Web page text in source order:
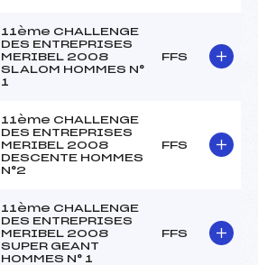
11ème CHALLENGE
DES ENTREPRISES
MERIBEL 2008
SLALOM HOMMES N°
1
FFS
11ème CHALLENGE
DES ENTREPRISES
MERIBEL 2008
DESCENTE HOMMES
N°2
FFS
11ème CHALLENGE
DES ENTREPRISES
MERIBEL 2008
SUPER GEANT
HOMMES N° 1
FFS